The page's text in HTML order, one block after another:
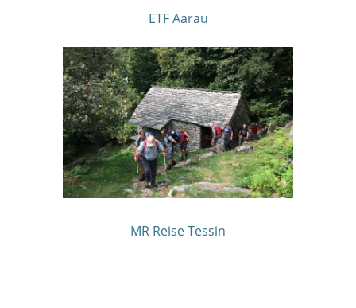
ETF Aarau
MR Reise Tessin